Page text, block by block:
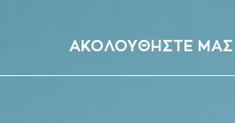
ΑΚΟΛΟΥΘΗΣΤΕ ΜΑΣ